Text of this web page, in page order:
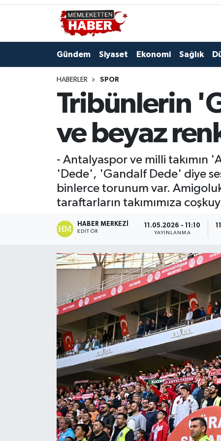
Gündem Siyaset Ekonomi Sağlık
HABERLER SPOR
Tribünlerin
ve beyaz
- Antalyaspor ve milli takımın
'Dede', 'Gandalf Dede' diye
binlerce torunum var.
taraftarların takımımıza
HABER MERKEZI
EDITÖR
11.05.2026 - 11:10
YAYINLANMA